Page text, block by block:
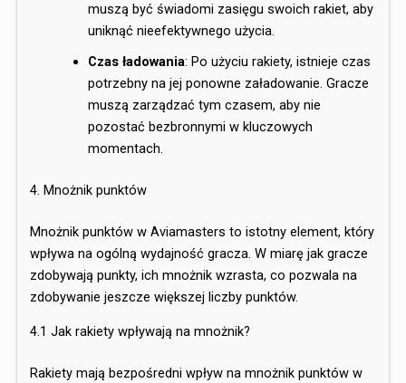
muszą być świadomi zasięgu swoich rakiet, aby
uniknąć nieefektywnego użycia.
Czas ładowania: Po użyciu rakiety, istnieje czas
potrzebny na jej ponowne załadowanie. Gracze
muszą zarządzać tym czasem, aby nie
pozostać bezbronnymi w kluczowych
momentach.
4. Mnożnik punktów
Mnożnik punktów w Aviamasters to istotny element, który
wpływa na ogólną wydajność gracza. W miarę jak gracze
zdobywają punkty, ich mnożnik wzrasta, co pozwala na
zdobywanie jeszcze większej liczby punktów.
4.1 Jak rakiety wpływają na mnożnik?
Rakiety mają bezpośredni wpływ na mnożnik punktów w